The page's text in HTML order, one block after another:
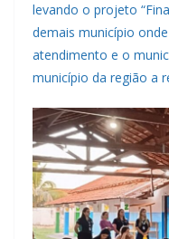
levando o projeto
demais município
atendimento e o
município da região a